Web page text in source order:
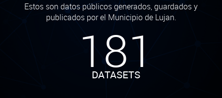
Estos son datos públicos generados, guardados y
publicados por el Municipio de Lujan.
181
DATASETS